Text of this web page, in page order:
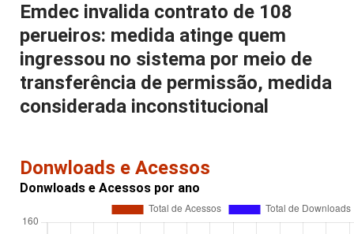
Emdec invalida contrato de 108
perueiros: medida atinge quem
ingressou no sistema por meio de
transferência de permissão, medida
considerada inconstitucional
Donwloads e Acessos
Donwloads e Acessos por ano